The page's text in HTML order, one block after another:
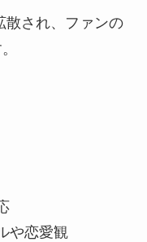
散され、ファンの
や恋愛観